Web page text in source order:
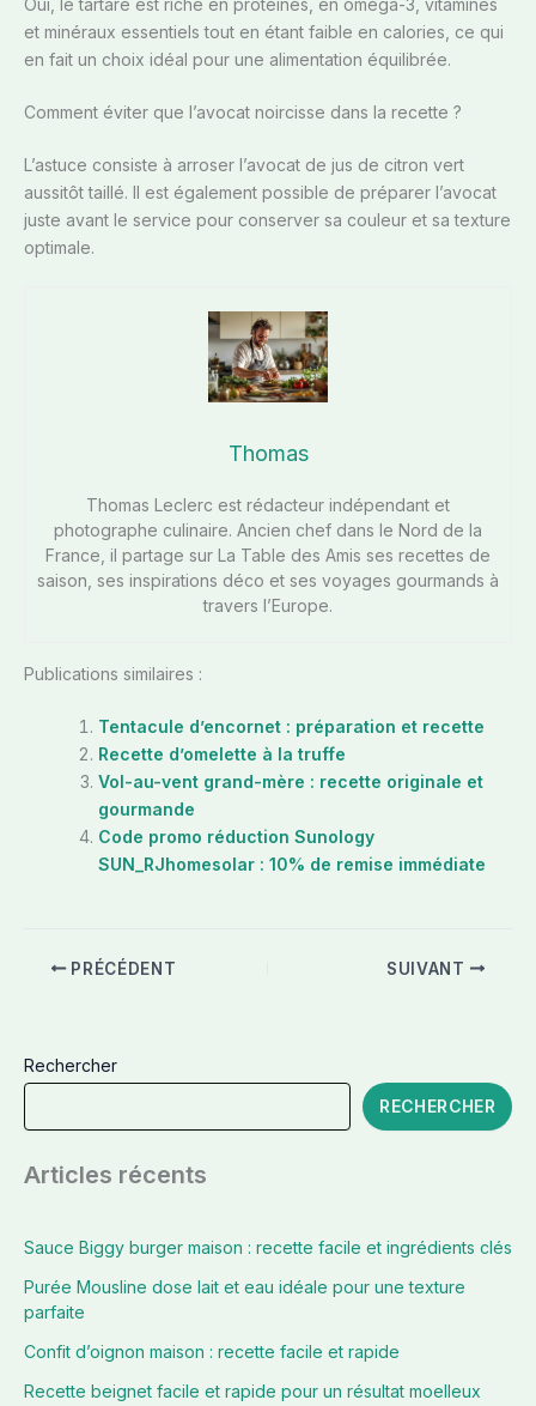
Oui, le tartare est riche en protéines, en oméga-3, vitamines
et minéraux essentiels tout en étant faible en calories, ce qui
en fait un choix idéal pour une alimentation équilibrée.
Comment éviter que l’avocat noircisse dans la recette ?
L’astuce consiste à arroser l’avocat de jus de citron vert
aussitôt taillé. Il est également possible de préparer l’avocat
juste avant le service pour conserver sa couleur et sa texture
optimale.
Thomas
Thomas Leclerc est rédacteur indépendant et
photographe culinaire. Ancien chef dans le Nord de la
France, il partage sur La Table des Amis ses recettes de
saison, ses inspirations déco et ses voyages gourmands à
travers l’Europe.
Publications similaires :
Tentacule d’encornet : préparation et recette
Recette d’omelette à la truffe
Vol-au-vent grand-mère : recette originale et
gourmande
Code promo réduction Sunology
SUN_RJhomesolar : 10% de remise immédiate
PRÉCÉDENT SUIVANT
Rechercher
RECHERCHER
Articles récents
Sauce Biggy burger maison : recette facile et ingrédients clés
Purée Mousline dose lait et eau idéale pour une texture
parfaite
Confit d’oignon maison : recette facile et rapide
Recette beignet facile et rapide pour un résultat moelleux